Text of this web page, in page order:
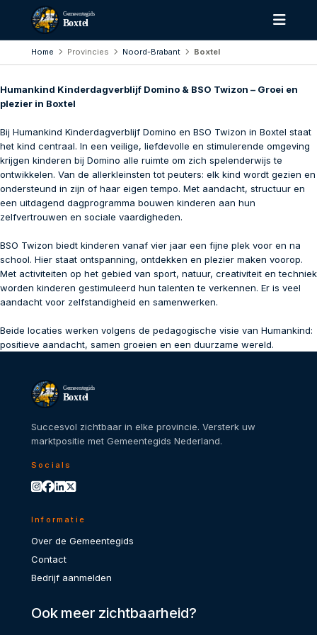
Gemeentegids
Boxtel
Home Provincies Noord-Brabant Boxtel
Humankind Kinderdagverblijf Domino & BSO Twizon – Groei en
plezier in Boxtel
Bij Humankind Kinderdagverblijf Domino en BSO Twizon in Boxtel staat
het kind centraal. In een veilige, liefdevolle en stimulerende omgeving
krijgen kinderen bij Domino alle ruimte om zich spelenderwijs te
ontwikkelen. Van de allerkleinsten tot peuters: elk kind wordt gezien en
ondersteund in zijn of haar eigen tempo. Met aandacht, structuur en
een uitdagend dagprogramma bouwen kinderen aan hun
zelfvertrouwen en sociale vaardigheden.
BSO Twizon biedt kinderen vanaf vier jaar een fijne plek voor en na
school. Hier staat ontspanning, ontdekken en plezier maken voorop.
Met activiteiten op het gebied van sport, natuur, creativiteit en techniek
worden kinderen gestimuleerd hun talenten te verkennen. Er is veel
aandacht voor zelfstandigheid en samenwerken.
Beide locaties werken volgens de pedagogische visie van Humankind:
positieve aandacht, samen groeien en een duurzame wereld.
Gemeentegids
Boxtel
Succesvol zichtbaar in elke provincie. Versterk uw
marktpositie met Gemeentegids Nederland.
Socials
Informatie
Over de Gemeentegids
Contact
Bedrijf aanmelden
Ook meer zichtbaarheid?